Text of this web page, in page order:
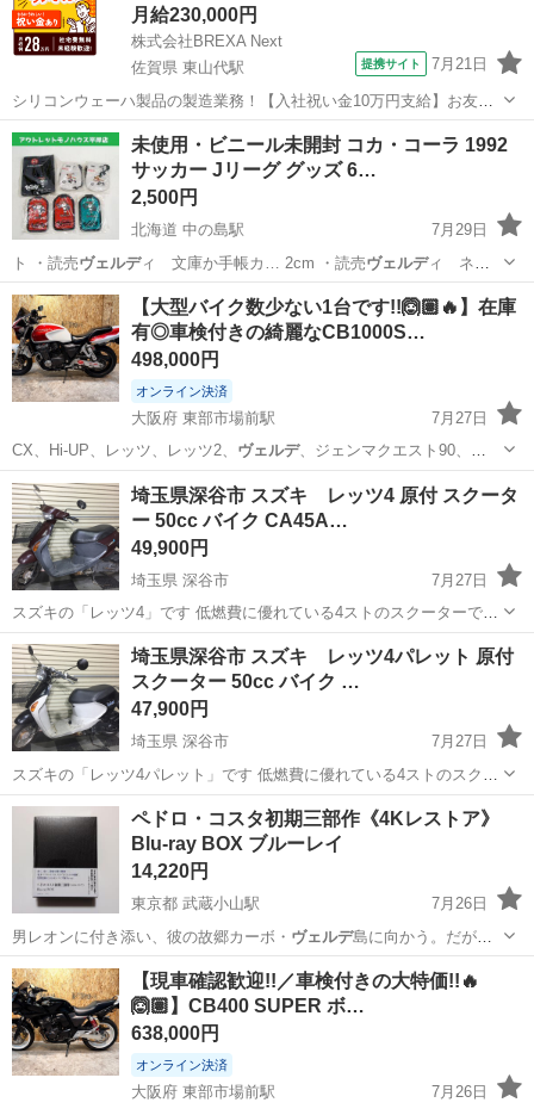
月給230,000円
株式会社BREXA Next
佐賀県 東山代駅
提携サイト 7月21日
シリコンウェーハ製品の製造業務！【入社祝い金10万円支給】お友達
やカップルとの応募OK◎年間休日129日＆休出なしでプライベート充
実♪業務はクリーンルームで快適作業◎自社正社員登用制度あり★1食
300円～の格安食堂あり！《佐...
佐賀 伊万里市 東山代駅 その他
未使用・ビニール未開封 コカ・コーラ 1992
サッカー Jリーグ グッズ 6…
2,500円
北海道 中の島駅
7月29日
ト ・読売ヴェルディ 文庫か手帳カ… 2cm ・読売ヴェルディ ネー
ムタグ …
北海道 札幌市 中の島駅 ノベルティグッズ ノベルティ
【大型バイク数少ない1台です!!🙆🏽🔥】在庫
有◎車検付きの綺麗なCB1000S…
498,000円
オンライン決済
大阪府 東部市場前駅
7月27日
CX、Hi-UP、レッツ、レッツ2、 ヴェルデ、ジェンマクエスト90、
JOG、アプ…
大阪 大阪市 東部市場前駅 バイク
埼玉県深谷市 スズキ レッツ4 原付 スクータ
ー 50cc バイク CA45A…
49,900円
埼玉県 深谷市
7月27日
スズキの「レッツ4」です 低燃費に優れている4ストのスクーターです
とても小回りのきくバイクで軽快に走ることができますよ＾＾ 引き渡
しは乗用車で来て頂いて積載でお願いします もちろんお手伝いは致し
ます。転倒防止す...
埼玉 深谷市 スズキ レッツ
埼玉県深谷市 スズキ レッツ4パレット 原付
スクーター 50cc バイク …
47,900円
埼玉県 深谷市
7月27日
スズキの「レッツ4パレット」です 低燃費に優れている4ストのスクー
ターです とても小回りのきくバイクで軽快に走ることができますよ＾
いは致します。転...
埼玉 深谷市 スズキ レッツ
ペドロ・コスタ初期三部作《4Kレストア》
Blu-ray BOX ブルーレイ
14,220円
東京都 武蔵小山駅
7月26日
男レオンに付き添い、彼の故郷カーボ・ ヴェルデ島に向かう。だが、
誰一人として、レオ…
東京 品川区 武蔵小山駅 本/CD/DVD ヴィンセント
【現車確認歓迎!!／車検付きの大特価!!🔥
🙆🏽】CB400 SUPER ボ…
638,000円
オンライン決済
大阪府 東部市場前駅 7月26日